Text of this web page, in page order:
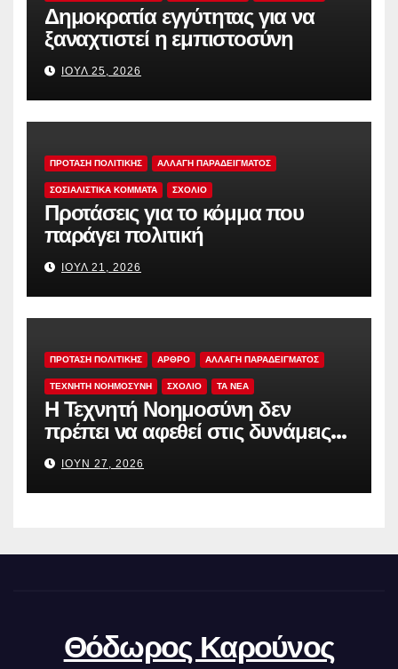
Δημοκρατία εγγύτητας για να
ξαναχτιστεί η εμπιστοσύνη
ΙΟΎΛ 25, 2026
ΠΡΟΤΑΣΗ ΠΟΛΙΤΙΚΗΣ ΑΛΛΑΓΗ ΠΑΡΑΔΕΙΓΜΑΤΟΣ
ΣΟΣΙΑΛΙΣΤΙΚΆ ΚΌΜΜΑΤΑ ΣΧΟΛΙΟ
Προτάσεις για το κόμμα που
παράγει πολιτική
ΙΟΎΛ 21, 2026
ΠΡΟΤΑΣΗ ΠΟΛΙΤΙΚΗΣ ΑΡΘΡΟ ΑΛΛΑΓΗ ΠΑΡΑΔΕΙΓΜΑΤΟΣ
ΤΕΧΝΗΤΗ ΝΟΗΜΟΣΥΝΗ ΣΧΟΛΙΟ TA NEA
Η Τεχνητή Νοημοσύνη δεν
πρέπει να αφεθεί στις δυνάμεις
της αγοράς
ΙΟΎΝ 27, 2026
Θόδωρος Καρούνος